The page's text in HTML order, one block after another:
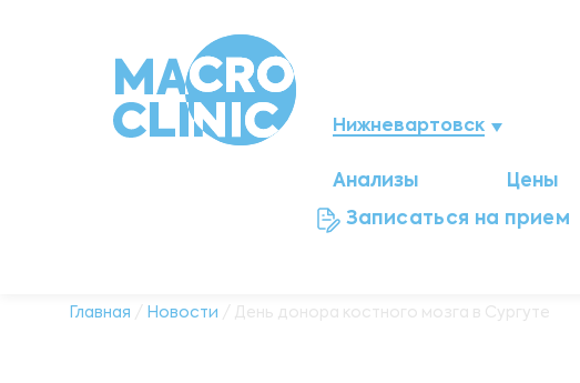
Нижневартовск
Мегион
Анализы Цены
Записаться на прием
Главная / Новости / День донора костного мозга в Сургуте